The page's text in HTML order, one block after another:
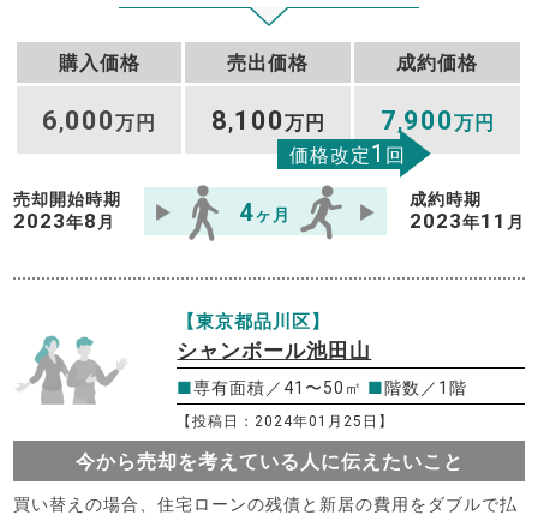
購入価格 売出価格 成約価格
6,000万円 8,100万円 7,900万円
価格改定1 回
売却開始時期
2023年8 月 4ヶ月
成約時期
2023年11 月
【東京都品川区】
シャンボール池田山
■専有面積／41〜50㎡ ■階数／1階
【投稿日：2024年01月25日】
今から売却を考えている人に伝えたいこと
買い替えの場合、住宅ローンの残債と新居の費用をダブルで払